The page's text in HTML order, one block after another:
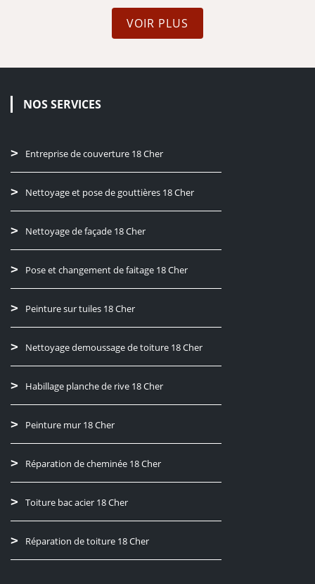
VOIR PLUS
NOS SERVICES
Entreprise de couverture 18 Cher
Nettoyage et pose de gouttières 18 Cher
Nettoyage de façade 18 Cher
Pose et changement de faitage 18 Cher
Peinture sur tuiles 18 Cher
Nettoyage demoussage de toiture 18 Cher
Habillage planche de rive 18 Cher
Peinture mur 18 Cher
Réparation de cheminée 18 Cher
Toiture bac acier 18 Cher
Réparation de toiture 18 Cher